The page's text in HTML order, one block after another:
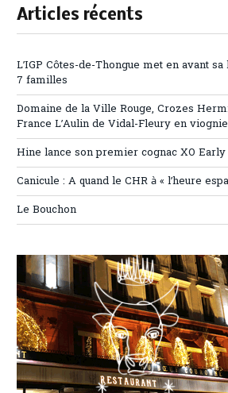
Articles récents
L’IGP Côtes-de-Thongue met en avant
7 familles
Domaine de la Ville Rouge, Crozes
France L’Aulin de Vidal-Fleury en
Hine lance son premier cognac XO Early
Canicule : A quand le CHR à « l’heure
Le Bouchon